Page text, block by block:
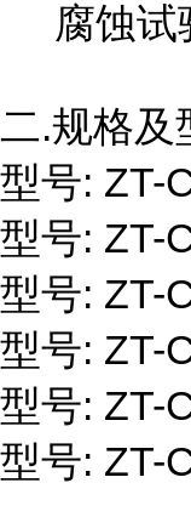
腐蚀试
二.规格及
型号: ZT-
型号: ZT-
型号: ZT-
型号: ZT-
型号: ZT-
型号: ZT-